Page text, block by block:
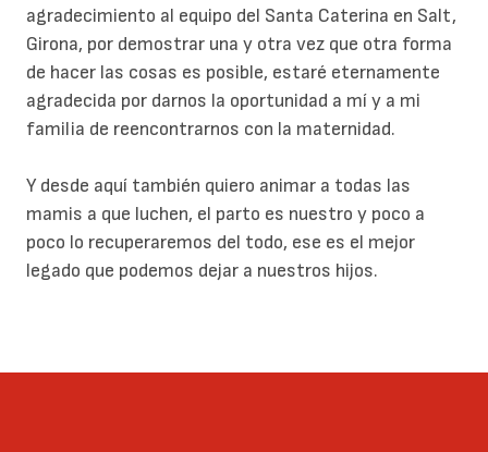
agradecimiento al equipo del Santa Caterina en Salt,
Girona, por demostrar una y otra vez que otra forma
de hacer las cosas es posible, estaré eternamente
agradecida por darnos la oportunidad a mí y a mi
familia de reencontrarnos con la maternidad.
Y desde aquí también quiero animar a todas las
mamis a que luchen, el parto es nuestro y poco a
poco lo recuperaremos del todo, ese es el mejor
legado que podemos dejar a nuestros hijos.